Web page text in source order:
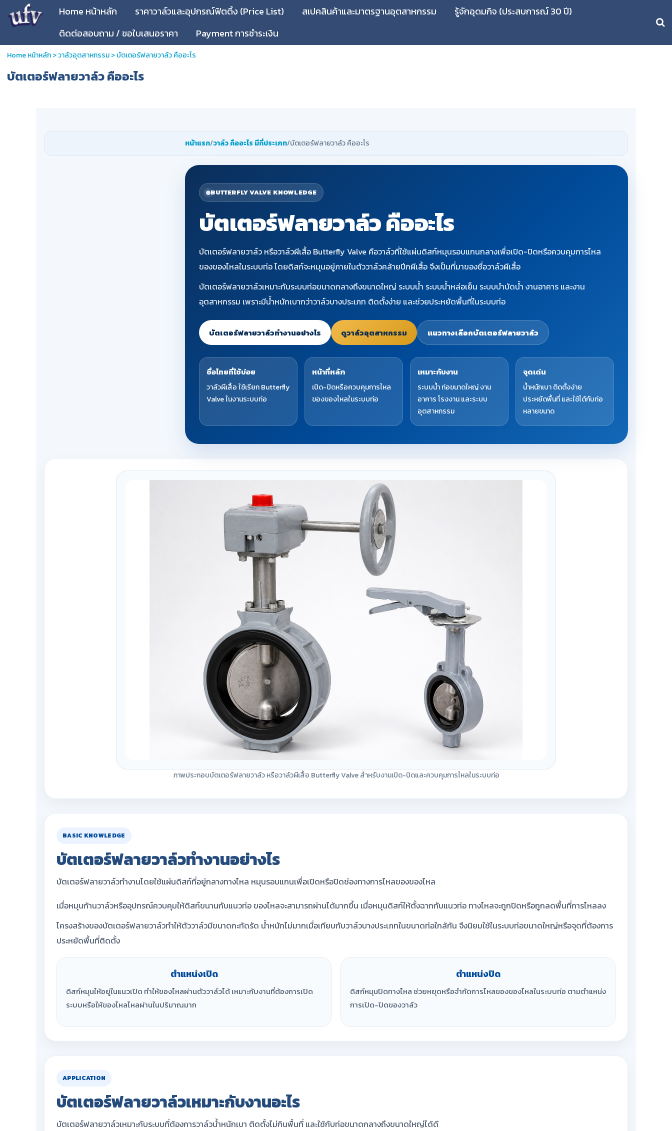
Home หน้าหลัก ราคาวาล์วและอุปกรณ์ฟิตติ้ง (Price List) สเปคสินค้าและมาตรฐานอุตสาหกรรม
รู้จักอุดมกิจ (ประสบการณ์ 30 ปี)
ติดต่อสอบถาม / ขอใบเสนอราคา
Payment การชำระเงิน
Home หน้าหลัก>วาล์วอุตสาหกรรม>บัตเตอร์ฟลายวาล์ว คืออะไร
บัตเตอร์ฟลายวาล์ว คืออะไร
หน้าแรก/วาล์ว คืออะไร มีกี่ประเภท/บัตเตอร์ฟลายวาล์ว คืออะไร
BUTTERFLY VALVE KNOWLEDGE
บัตเตอร์ฟลายวาล์ว คืออะไร
บัตเตอร์ฟลายวาล์ว หรือวาล์วผีเสื้อ Butterfly Valve คือวาล์วที่ใช้แผ่นดิสก์หมุนรอบแกนกลางเพื่อเปิด-ปิดหรือควบคุมการไหล
ของของไหลในระบบท่อ โดยดิสก์จะหมุนอยู่ภายในตัววาล์วคล้ายปีกผีเสื้อ จึงเป็นที่มาของชื่อวาล์วผีเสื้อ
บัตเตอร์ฟลายวาล์วเหมาะกับระบบท่อขนาดกลางถึงขนาดใหญ่ ระบบน้ำ ระบบน้ำหล่อเย็น ระบบบำบัดน้ำ งานอาคาร และงาน
อุตสาหกรรม เพราะมีน้ำหนักเบากว่าวาล์วบางประเภท ติดตั้งง่าย และช่วยประหยัดพื้นที่ในระบบท่อ
บัตเตอร์ฟลายวาล์วทำงานอย่างไร ดูวาล์วอุตสาหกรรม แนวทางเลือกบัตเตอร์ฟลายวาล์ว
ชื่อไทยที่ใช้บ่อย
วาล์วผีเสื้อ ใช้เรียก Butterfly
Valve ในงานระบบท่อ
หน้าที่หลัก
เปิด-ปิดหรือควบคุมการไหล
ของของไหลในระบบท่อ
เหมาะกับงาน
ระบบน้ำ ท่อขนาดใหญ่ งาน
อาคาร โรงงาน และระบบ
อุตสาหกรรม
จุดเด่น
น้ำหนักเบา ติดตั้งง่าย
ประหยัดพื้นที่ และใช้ได้กับท่อ
หลายขนาด
ภาพประกอบบัตเตอร์ฟลายวาล์ว หรือวาล์วผีเสื้อ Butterfly Valve สำหรับงานเปิด-ปิดและควบคุมการไหลในระบบท่อ
BASIC KNOWLEDGE
บัตเตอร์ฟลายวาล์วทำงานอย่างไร
บัตเตอร์ฟลายวาล์วทำงานโดยใช้แผ่นดิสก์ที่อยู่กลางทางไหล หมุนรอบแกนเพื่อเปิดหรือปิดช่องทางการไหลของของไหล
เมื่อหมุนก้านวาล์วหรืออุปกรณ์ควบคุมให้ดิสก์ขนานกับแนวท่อ ของไหลจะสามารถผ่านได้มากขึ้น เมื่อหมุนดิสก์ให้ตั้งฉากกับแนวท่อ ทางไหลจะถูกปิดหรือถูกลดพื้นที่การไหลลง
โครงสร้างของบัตเตอร์ฟลายวาล์วทำให้ตัววาล์วมีขนาดกะทัดรัด น้ำหนักไม่มากเมื่อเทียบกับวาล์วบางประเภทในขนาดท่อใกล้กัน จึงนิยมใช้ในระบบท่อขนาดใหญ่หรือจุดที่ต้องการ
ประหยัดพื้นที่ติดตั้ง
ตำแหน่งเปิด
ดิสก์หมุนให้อยู่ในแนวเปิด ทำให้ของไหลผ่านตัววาล์วได้ เหมาะกับงานที่ต้องการเปิด
ระบบหรือให้ของไหลไหลผ่านในปริมาณมาก
ตำแหน่งปิด
ดิสก์หมุนปิดทางไหล ช่วยหยุดหรือจำกัดการไหลของของไหลในระบบท่อ ตามตำแหน่ง
การเปิด-ปิดของวาล์ว
APPLICATION
บัตเตอร์ฟลายวาล์วเหมาะกับงานอะไร
บัตเตอร์ฟลายวาล์วเหมาะกับระบบที่ต้องการวาล์วน้ำหนักเบา ติดตั้งไม่กินพื้นที่ และใช้กับท่อขนาดกลางถึงขนาดใหญ่ได้ดี